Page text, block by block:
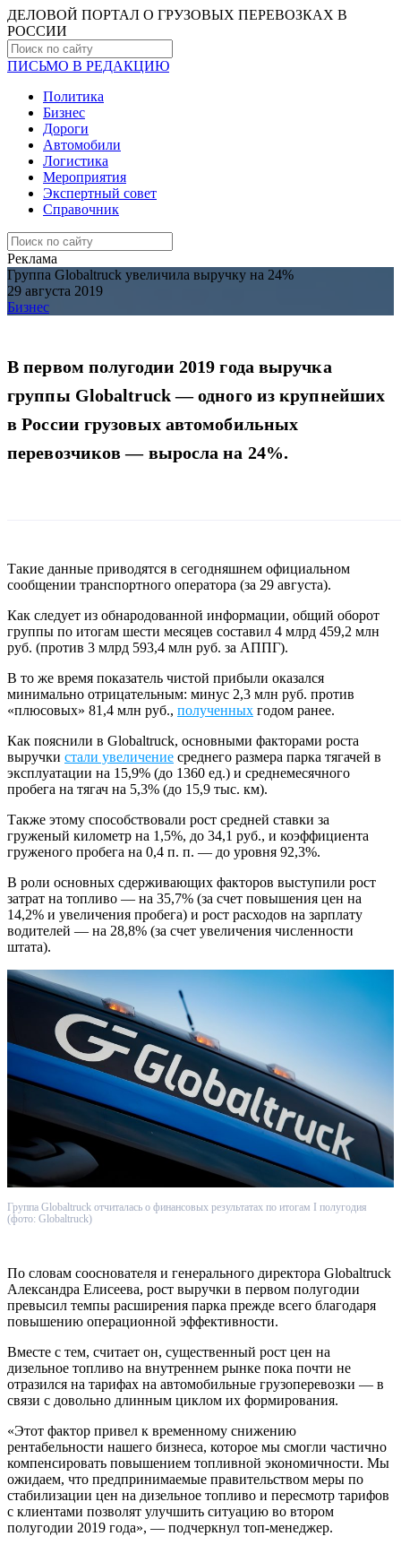
ДЕЛОВОЙ ПОРТАЛ О ГРУЗОВЫХ ПЕРЕВОЗКАХ В
РОCСИИ
ПИСЬМО В РЕДАКЦИЮ
Политика
Бизнес
Дороги
Автомобили
Логистика
Мероприятия
Экспертный совет
Справочник
Реклама
Группа Globaltruck увеличила выручку на 24%
29 августа 2019
Бизнес
В первом полугодии 2019 года выручка
группы Globaltruck — одного из крупнейших
в России грузовых автомобильных
перевозчиков — выросла на 24%.
Такие данные приводятся в сегодняшнем официальном
сообщении транспортного оператора (за 29 августа).
Как следует из обнародованной информации, общий оборот
группы по итогам шести месяцев составил 4 млрд 459,2 млн
руб. (против 3 млрд 593,4 млн руб. за АППГ).
В то же время показатель чистой прибыли оказался
минимально отрицательным: минус 2,3 млн руб. против
«плюсовых» 81,4 млн руб., полученных годом ранее.
Как пояснили в Globaltruck, основными факторами роста
выручки стали увеличение среднего размера парка тягачей в
эксплуатации на 15,9% (до 1360 ед.) и среднемесячного
пробега на тягач на 5,3% (до 15,9 тыс. км).
Также этому способствовали рост средней ставки за
груженый километр на 1,5%, до 34,1 руб., и коэффициента
груженого пробега на 0,4 п. п. — до уровня 92,3%.
В роли основных сдерживающих факторов выступили рост
затрат на топливо — на 35,7% (за счет повышения цен на
14,2% и увеличения пробега) и рост расходов на зарплату
водителей — на 28,8% (за счет увеличения численности
штата).
Группа Globaltruck отчиталась о финансовых результатах по итогам I полугодия
(фото: Globaltruck)
По словам сооснователя и генерального директора Globaltruck
Александра Елисеева, рост выручки в первом полугодии
превысил темпы расширения парка прежде всего благодаря
повышению операционной эффективности.
Вместе с тем, считает он, существенный рост цен на
дизельное топливо на внутреннем рынке пока почти не
отразился на тарифах на автомобильные грузоперевозки — в
связи с довольно длинным циклом их формирования.
«Этот фактор привел к временному снижению
рентабельности нашего бизнеса, которое мы смогли частично
компенсировать повышением топливной экономичности. Мы
ожидаем, что предпринимаемые правительством меры по
стабилизации цен на дизельное топливо и пересмотр тарифов
с клиентами позволят улучшить ситуацию во втором
полугодии 2019 года», — подчеркнул топ-менеджер.